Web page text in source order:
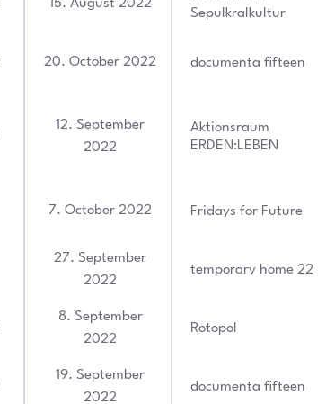
15. August 2022
Sepulkralkultur
20. October 2022 documenta fifteen
12. September
2022
Aktionsraum
ERDEN:LEBEN
7. October 2022 Fridays for Future
27. September
2022
temporary home 22
8. September
2022
Rotopol
19. September
2022
documenta fifteen